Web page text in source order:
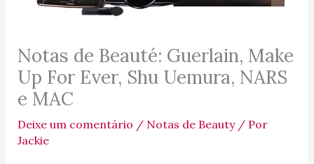
Notas de Beauté: Guerlain, Make
Up For Ever, Shu Uemura, NARS
e MAC
Deixe um comentário / Notas de Beauty/ Por
Jackie